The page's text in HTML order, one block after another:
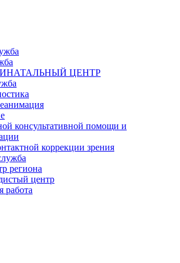
ЦЕНТР
консультативной помощи и
коррекции зрения
региона
центр
работа